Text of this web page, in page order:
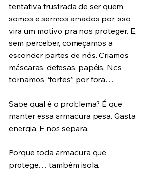
tentativa frustrada de ser quem
somos e sermos amados por isso
vira um motivo pra nos proteger. E,
sem perceber, começamos a
esconder partes de nós. Criamos
máscaras, defesas, papéis. Nos
tornamos “fortes” por fora…
Sabe qual é o problema? É que
manter essa armadura pesa. Gasta
energia. E nos separa.
Porque toda armadura que
protege… também isola.